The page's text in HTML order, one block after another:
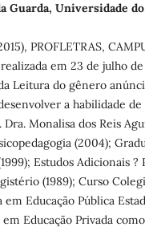
Guarda, Universidade
PROFLETRAS,
em 23 de julho de
Leitura do gênero
a habilidade
Monalisa dos Reis
(2004);
Estudos Adicionais ?
(1989); Curso
Educação Pública
Educação Privada